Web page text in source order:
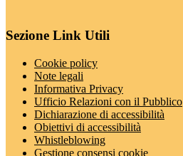
Sezione Link Utili
Cookie policy
Note legali
Informativa Privacy
Ufficio Relazioni con il Pubblico
Dichiarazione di accessibilità
Obiettivi di accessibilità
Whistleblowing
Gestione consensi cookie